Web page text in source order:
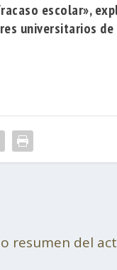
escolar»,
universitarios
resumen del